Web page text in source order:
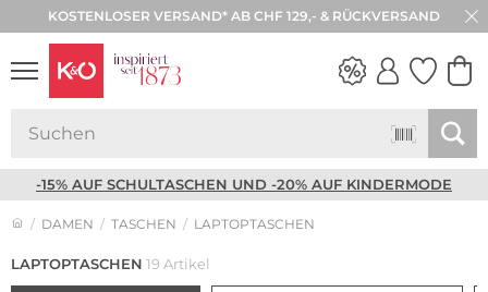
KOSTENLOSER VERSAND* AB CHF 129,- & RÜCKVERSAND
30 TAGE RÜCKGABE
-15% AUF SCHULTASCHEN UND -20% AUF KINDERMODE
DAMEN TASCHEN LAPTOPTASCHEN
LAPTOPTASCHEN 19 Artikel